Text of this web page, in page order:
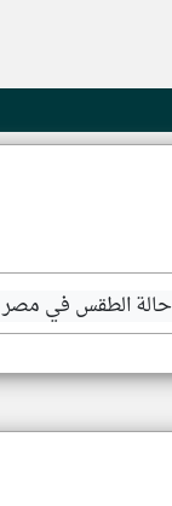
حالة الطقس في مصر